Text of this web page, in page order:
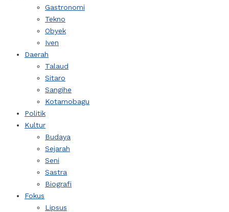
Gastronomi
Tekno
Obyek
Iven
Daerah
Talaud
Sitaro
Sangihe
Kotamobagu
Politik
Kultur
Budaya
Sejarah
Seni
Sastra
Biografi
Fokus
Lipsus